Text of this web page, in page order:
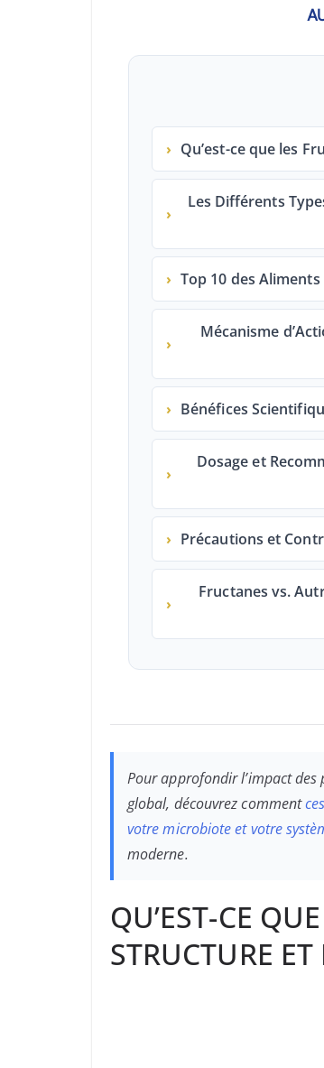
› Qu’est-ce que les
›
Les Différents
› Top 10 des
›
Mécanisme
› Bénéfices
›
Dosage et
› Précautions et
›
Fructanes vs.
Pour approfondir l’impact
global, découvrez comment
votre microbiote et votre
moderne.
QU’EST-CE
STRUCTURE